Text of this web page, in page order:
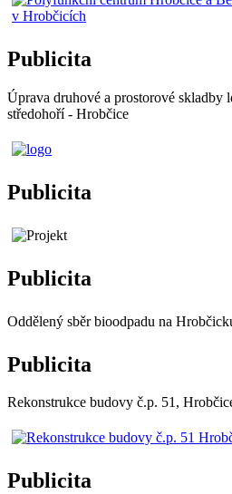
Publicita
Úprava druhové a prostorové skladby
středohoří - Hrobčice
Publicita
Publicita
Oddělený sběr bioodpadu na
Publicita
Rekonstrukce budovy č.p. 51,
Publicita